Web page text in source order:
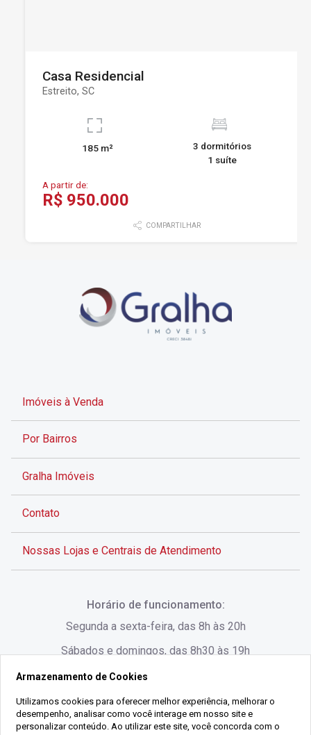
Casa Residencial
Estreito, SC
185 m²
3 dormitórios
1 suíte
A partir de:
R$ 950.000
COMPARTILHAR
Imóveis à Venda
Por Bairros
Gralha Imóveis
Contato
Nossas Lojas e Centrais de Atendimento
Rua Lauro Linhares, 1080 - Trindade, Florianópolis -
SC
(48) 3220-1045
Horário de funcionamento:
Segunda a sexta-feira, das 8h às 20h
Sábados e domingos, das 8h30 às 19h
Armazenamento de Cookies
Utilizamos cookies para oferecer melhor experiência, melhorar o
desempenho, analisar como você interage em nosso site e
personalizar conteúdo. Ao utilizar este site, você concorda com o